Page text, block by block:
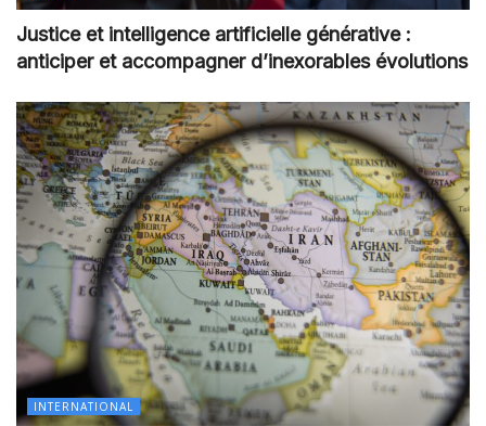
Justice et intelligence artificielle générative :
anticiper et accompagner d’inexorables évolutions
INTERNATIONAL